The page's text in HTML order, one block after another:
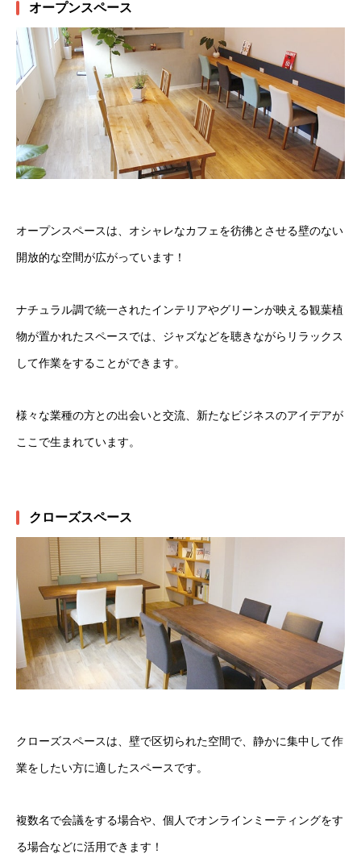
オープンスペース
オープンスペースは、オシャレなカフェを彷彿とさせる壁のない
開放的な空間が広がっています！
ナチュラル調で統一されたインテリアやグリーンが映える観葉植
物が置かれたスペースでは、ジャズなどを聴きながらリラックス
して作業をすることができます。
様々な業種の方との出会いと交流、新たなビジネスのアイデアが
ここで生まれています。
クローズスペース
クローズスペースは、壁で区切られた空間で、静かに集中して作
業をしたい方に適したスペースです。
複数名で会議をする場合や、個人でオンラインミーティングをす
る場合などに活用できます！